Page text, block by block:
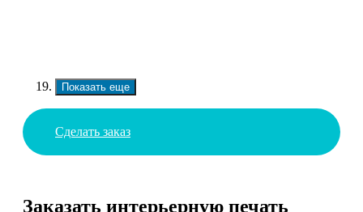
Показать еще
Сделать заказ
Заказать интерьерную печать